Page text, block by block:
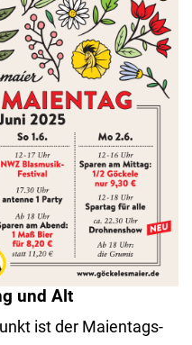
und Alt
ist der Maientags-